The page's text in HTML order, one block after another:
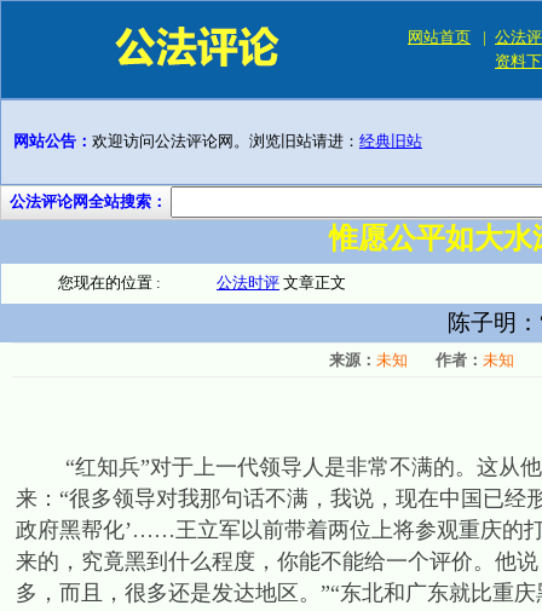
网站首页 | 公法
资料
网站公告： 欢迎访问公法评论网。浏览旧站请进： 经典旧站
公法评论网全站搜索：
惟愿公平如大
您现在的位置 : 公法时评 文章正文
陈子明
来源： 未知 作者： 未知
“红知兵”对于上一代领导人是非常不满的。这从他
来：“很多领导对我那句话不满，我说，现在中国已经
政府黑帮化’……王立军以前带着两位上将参观重庆的
来的，究竟黑到什么程度，你能不能给一个评价。他
多，而且，很多还是发达地区。”“东北和广东就比重